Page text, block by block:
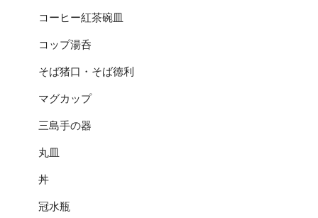
コーヒー紅茶碗皿
コップ湯呑
そば猪口・そば徳利
マグカップ
三島手の器
丸皿
丼
冠水瓶